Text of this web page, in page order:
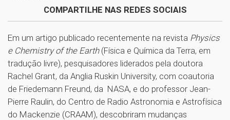
COMPARTILHE NAS REDES SOCIAIS
Em um artigo publicado recentemente na revista Physics
e Chemistry of the Earth(Física e Química da Terra, em
tradução livre), pesquisadores liderados pela doutora
Rachel Grant, da Anglia Ruskin University, com coautoria
de Friedemann Freund, da NASA, e do professor Jean-
Pierre Raulin, do Centro de Radio Astronomia e Astrofísica
do Mackenzie (CRAAM), descobriram mudanças